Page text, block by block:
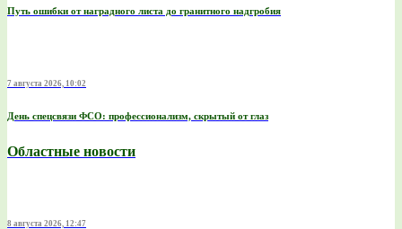
Путь ошибки от наградного листа до гранитного надгробия
7 августа 2026, 10:02
День спецсвязи ФСО: профессионализм, скрытый от глаз
Областные новости
8 августа 2026, 12:47